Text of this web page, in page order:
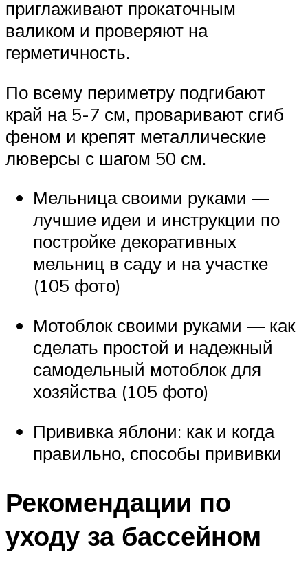
приглаживают прокаточным
валиком и проверяют на
герметичность.
По всему периметру подгибают
край на 5-7 см, проваривают сгиб
феном и крепят металлические
люверсы с шагом 50 см.
Мельница своими руками —
лучшие идеи и инструкции по
постройке декоративных
мельниц в саду и на участке
(105 фото)
Мотоблок своими руками — как
сделать простой и надежный
самодельный мотоблок для
хозяйства (105 фото)
Прививка яблони: как и когда
правильно, способы прививки
Рекомендации по
уходу за бассейном